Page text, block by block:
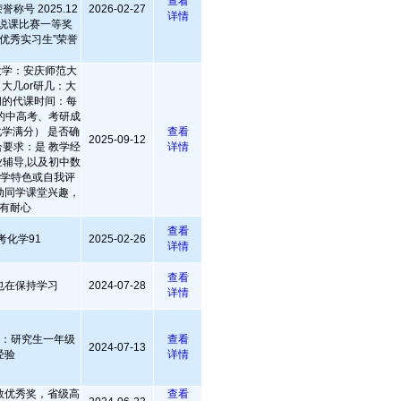
誉称号 2025.12
课比赛一等奖
秀实习生”荣誉
2026-02-27
详情
：安庆师范大
几or研几：大
代课时间：每
中高考、考研成
满分） 是否确
求：是 教学经
导,以及初中数
特色或自我评
学课堂兴趣，
耐心
2025-09-12
查看
详情
化学91 2025-02-26
查看
详情
保持学习 2024-07-28
查看
详情
研究生一年级
验
2024-07-13
查看
详情
优秀奖，省级高 查看